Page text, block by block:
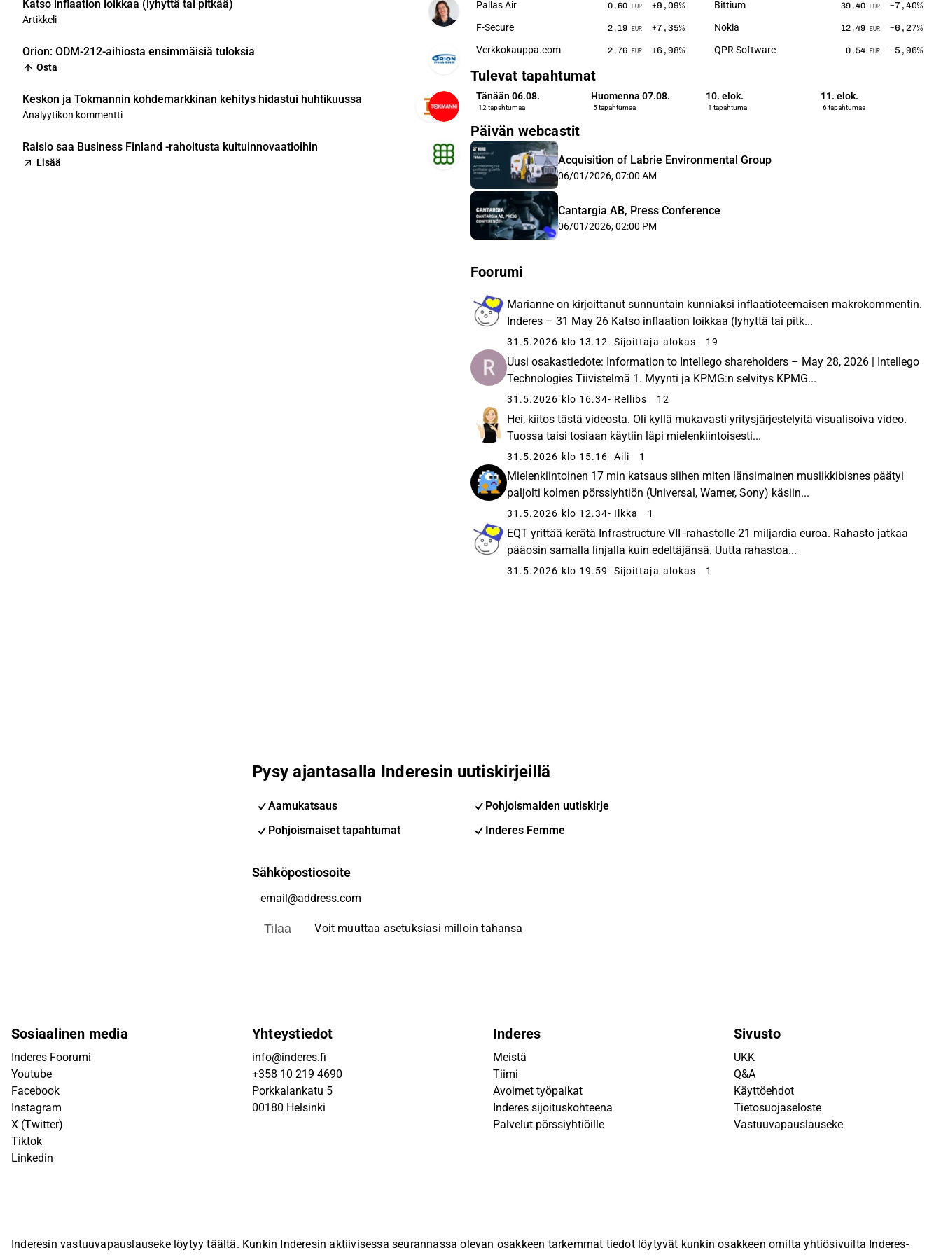
Katso inflaation loikkaa (lyhyttä tai pitkää)
Artikkeli
Orion: ODM-212-aihiosta ensimmäisiä tuloksia
Osta
Keskon ja Tokmannin kohdemarkkinan kehitys hidastui huhtikuussa
Analyytikon kommentti
Raisio saa Business Finland -rahoitusta kuituinnovaatioihin
Lisää
Pallas Air 0,60 EUR +9,09%
F-Secure 2,19 EUR +7,35%
Verkkokauppa.com 2,76 EUR +6,98%
Bittium 39,40 EUR −7,40%
Nokia 12,49 EUR −6,27%
QPR Software 0,54 EUR −5,96%
Tulevat tapahtumat
Tänään 06.08.
12 tapahtumaa
Huomenna 07.08.
5 tapahtumaa
10. elok.
1 tapahtuma
11. elok.
6 tapahtumaa
Päivän webcastit
Acquisition of Labrie Environmental Group
06/01/2026, 07:00 AM
Cantargia AB, Press Conference
06/01/2026, 02:00 PM
Foorumi
Marianne on kirjoittanut sunnuntain kunniaksi inflaatioteemaisen makrokommentin.
Inderes – 31 May 26 Katso inflaation loikkaa (lyhyttä tai pitk...
31.5.2026 klo 13.12- Sijoittaja-alokas 19
Uusi osakastiedote: Information to Intellego shareholders – May 28, 2026 | Intellego
Technologies Tiivistelmä 1. Myynti ja KPMG:n selvitys KPMG...
31.5.2026 klo 16.34- Rellibs 12
Hei, kiitos tästä videosta. Oli kyllä mukavasti yritysjärjestelyitä visualisoiva video.
Tuossa taisi tosiaan käytiin läpi mielenkiintoisesti...
31.5.2026 klo 15.16- Aili 1
Mielenkiintoinen 17 min katsaus siihen miten länsimainen musiikkibisnes päätyi
paljolti kolmen pörssiyhtiön (Universal, Warner, Sony) käsiin...
31.5.2026 klo 12.34- Ilkka 1
EQT yrittää kerätä Infrastructure VII -rahastolle 21 miljardia euroa. Rahasto jatkaa
pääosin samalla linjalla kuin edeltäjänsä. Uutta rahastoa...
31.5.2026 klo 19.59- Sijoittaja-alokas 1
Pysy ajantasalla Inderesin uutiskirjeillä
Aamukatsaus
Pohjoismaiden uutiskirje
Pohjoismaiset tapahtumat
Inderes Femme
Sähköpostiosoite
Tilaa Voit muuttaa asetuksiasi milloin tahansa
Sosiaalinen media
Inderes Foorumi
Youtube
Facebook
Instagram
X (Twitter)
Tiktok
Linkedin
Yhteystiedot
info@inderes.fi
+358 10 219 4690
Porkkalankatu 5
00180 Helsinki
Inderes
Meistä
Tiimi
Avoimet työpaikat
Inderes sijoituskohteena
Palvelut pörssiyhtiöille
Sivusto
UKK
Q&A
Käyttöehdot
Tietosuojaseloste
Vastuuvapauslauseke
Inderesin vastuuvapauslauseke löytyytäältä. Kunkin Inderesin aktiivisessa seurannassa olevan osakkeen tarkemmat tiedot löytyvät kunkin osakkeen omilta yhtiösivuilta Inderes-